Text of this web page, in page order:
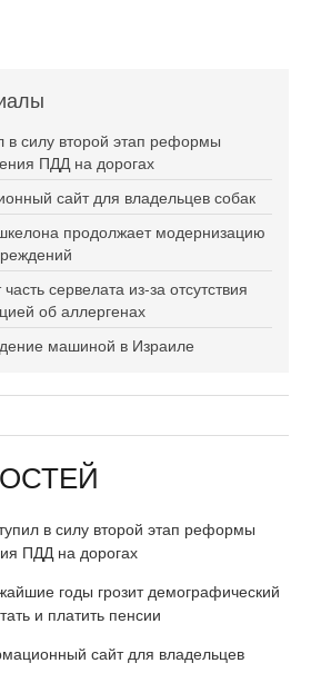
в силу второй этап реформы
ПДД на дорогах
сайт для владельцев собак
продолжает модернизацию
сервелата из-за отсутствия
об аллергенах
машиной в Израиле
в силу второй этап реформы
ПДД на дорогах
годы грозит демографический
и платить пенсии
сайт для владельцев